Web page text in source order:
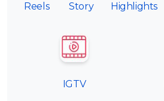
Reels Story Highlights
IGTV